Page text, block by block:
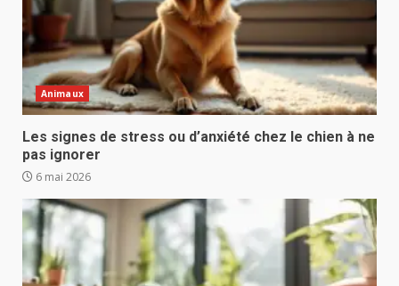
Animaux
Les signes de stress ou d’anxiété chez le chien à ne
pas ignorer
6 mai 2026